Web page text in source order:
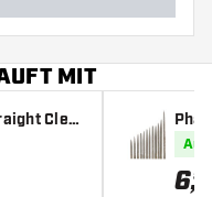
MIT
Clea
er
Auf
6,95